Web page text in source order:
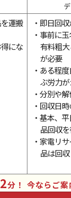
運搬
にな
・即日回
・事前に
有料粗
が必要
・ある程
ぶ労力
・分別や
・回収日
・基本、
品回収
・家電リ
品は回
分 ！ 今ならご